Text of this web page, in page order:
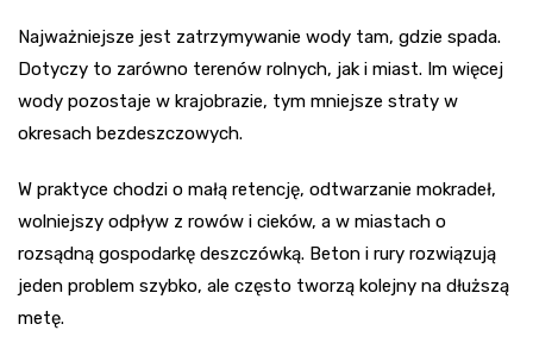
Najważniejsze jest zatrzymywanie wody tam, gdzie spada.
Dotyczy to zarówno terenów rolnych, jak i miast. Im więcej
wody pozostaje w krajobrazie, tym mniejsze straty w
okresach bezdeszczowych.
W praktyce chodzi o małą retencję, odtwarzanie mokradeł,
wolniejszy odpływ z rowów i cieków, a w miastach o
rozsądną gospodarkę deszczówką. Beton i rury rozwiązują
jeden problem szybko, ale często tworzą kolejny na dłuższą
metę.